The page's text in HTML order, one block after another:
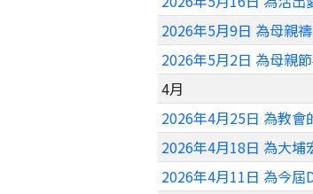
2026年5月9日 為母親
2026年5月2日 為母親
4月
2026年4月25日 為教會
2026年4月18日 為大埔
2026年4月11日 為今屆